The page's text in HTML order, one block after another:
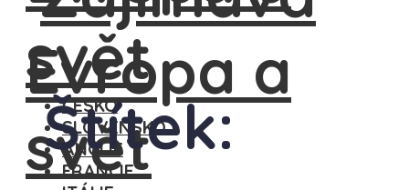
ČESKO
SLOVENSKO
ANGLIE
FRANCIE
Štítek: